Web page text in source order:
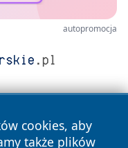
autopromocja
cookies, aby
także plików